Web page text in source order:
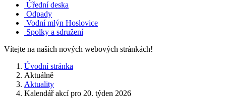
Úřední deska
Odpady
Vodní mlýn Hoslovice
Spolky a sdružení
Vítejte na našich nových webových stránkách!
Úvodní stránka
Aktuálně
Aktuality
Kalendář akcí pro 20. týden 2026